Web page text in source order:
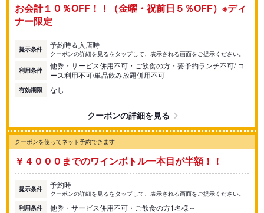
お会計１０％OFF！！（金曜・祝前日５％OFF）※ディ
ナー限定
提示条件 予約時＆入店時
クーポンの詳細を見るをタップして、表示される画面をご提示ください。
利用条件
他券・サービス併用不可・ご飲食の方・要予約ランチ不可/ コ
ース利用不可/単品飲み放題併用不可
有効期限 なし
クーポンの詳細を見る
クーポンを使ってネット予約できます
￥４０００までのワインボトル一本目が半額！！
提示条件 予約時
クーポンの詳細を見るをタップして、表示される画面をご提示ください。
利用条件
他券・サービス併用不可・ご飲食の方1名様～